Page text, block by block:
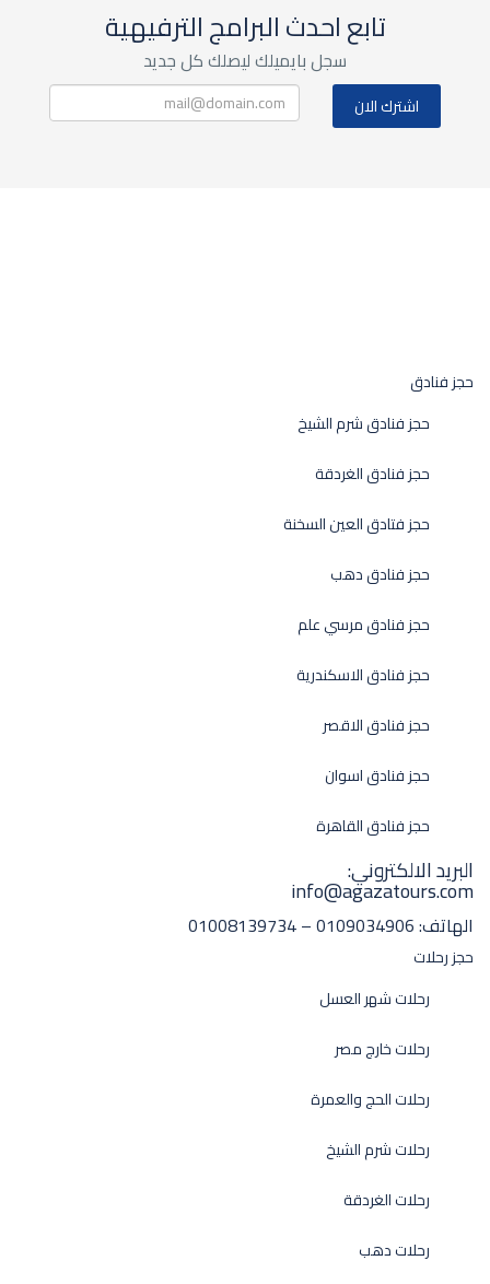
تابع احدث البرامج الترفيهية
سجل بايميلك ليصلك كل جديد
حجز فنادق
حجز فنادق شرم الشيخ
حجز فنادق الغردقة
حجز فتادق العين السخنة
حجز فنادق دهب
حجز فنادق مرسي علم
حجز فنادق الاسكندرية
حجز فنادق الاقصر
حجز فنادق اسوان
حجز فنادق القاهرة
البريد الالكتروني:
info@agazatours.com
الهاتف:0109034906 – 01008139734
حجز رحلات
رحلات شهر العسل
رحلات خارج مصر
رحلات الحج والعمرة
رحلات شرم الشيخ
رحلات الغردقة
رحلات دهب